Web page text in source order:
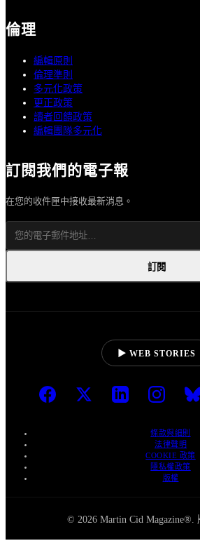
倫理
編輯原則
倫理準則
多元化政策
更正政策
讀者回饋政策
編輯團隊多元化
訂閱我們的電子報
在您的收件匣中接收最新消息。
訂閱
▶ WEB STORIES
條款與細則
法律聲明
COOKIE 政策
隱私權政策
版權
© 2026 Martin Cid Magazine®.